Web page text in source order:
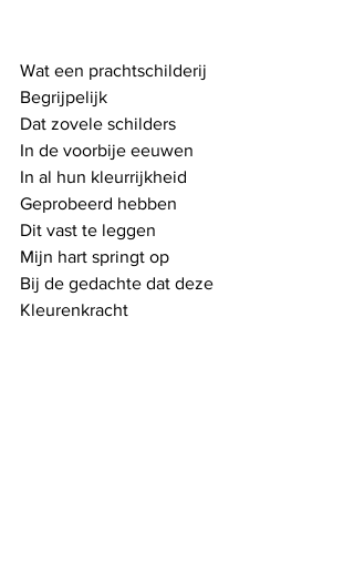
Wat een prachtschilderij
Begrijpelijk
Dat zovele schilders
In de voorbije eeuwen
In al hun kleurrijkheid
Geprobeerd hebben
Dit vast te leggen
Mijn hart springt op
Bij de gedachte dat deze
Kleurenkracht